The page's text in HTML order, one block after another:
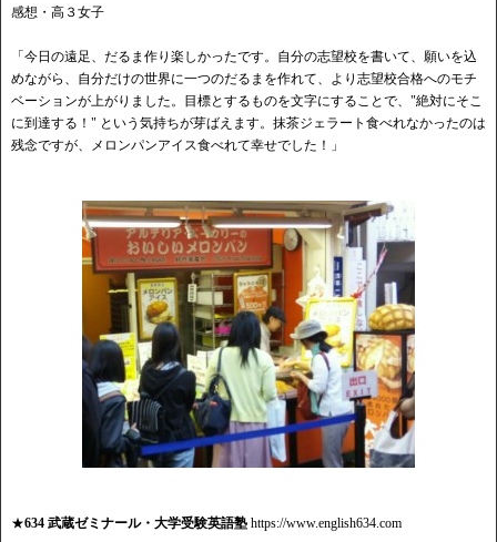
感想・高３女子
「今日の遠足、だるま作り楽しかったです。自分の志望校を書いて、願いを込
めながら、自分だけの世界に一つのだるまを作れて、より志望校合格へのモチ
ベーションが上がりました。目標とするものを文字にすることで、"絶対にそこ
に到達する！" という気持ちが芽ばえます。抹茶ジェラート食べれなかったのは
残念ですが、メロンパンアイス食べれて幸せでした！」
★634 武蔵ゼミナール・大学受験英語塾 https://www.english634.com